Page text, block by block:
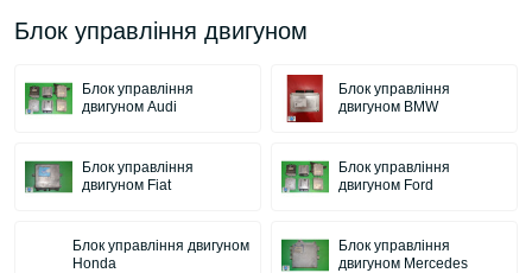
Блок управління двигуном
Блок управління
двигуном Audi
Блок управління
двигуном BMW
Блок управління
двигуном Fiat
Блок управління
двигуном Ford
Блок управління двигуном
Honda
Блок управління
двигуном Mercedes